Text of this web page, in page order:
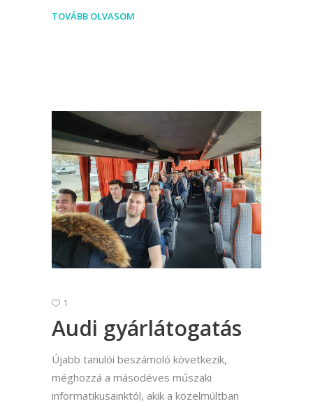
TOVÁBB OLVASOM
1
Audi gyárlátogatás
Újabb tanulói beszámoló következik,
méghozzá a másodéves műszaki
informatikusainktól, akik a közelmúltban